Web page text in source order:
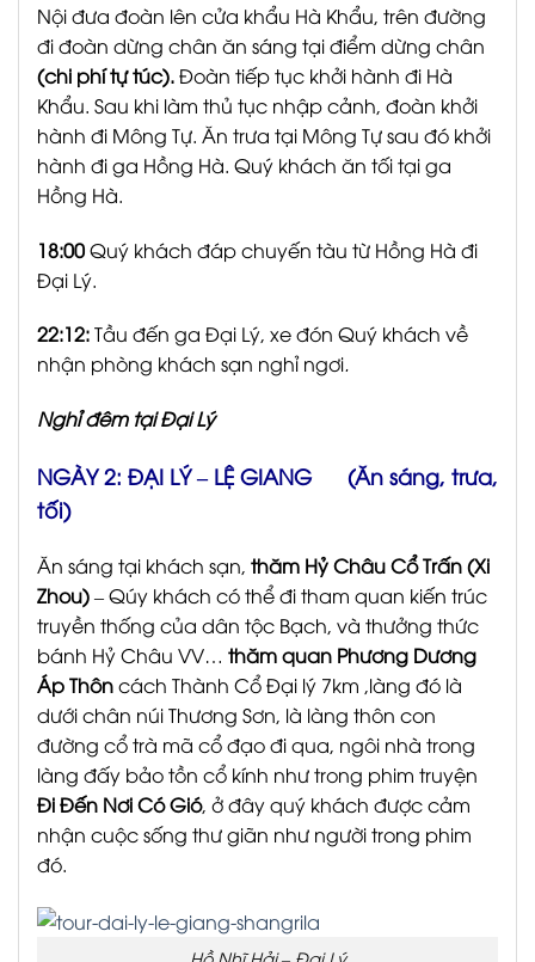
Nội đưa đoàn lên cửa khẩu Hà Khẩu, trên đường
đi đoàn dừng chân ăn sáng tại điểm dừng chân
(chi phí tự túc).Đoàn tiếp tục khởi hành đi Hà
Khẩu. Sau khi làm thủ tục nhập cảnh, đoàn khởi
hành đi Mông Tự. Ăn trưa tại Mông Tự sau đó khởi
hành đi ga Hồng Hà. Quý khách ăn tối tại ga
Hồng Hà.
18:00Quý khách đáp chuyến tàu từ Hồng Hà đi
Đại Lý.
22:12:Tầu đến ga Đại Lý, xe đón Quý khách về
nhận phòng khách sạn nghỉ ngơi.
Nghỉ đêm tại Đại Lý
NGÀY 2: ĐẠI LÝ – LỆ GIANG (Ăn sáng, trưa,
tối)
Ăn sáng tại khách sạn, thăm Hỷ Châu Cổ Trấn (Xi
Zhou)– Qúy khách có thể đi tham quan kiến trúc
truyền thống của dân tộc Bạch, và thưởng thức
bánh Hỷ Châu VV… thăm quan Phương Dương
Áp Thôncách Thành Cổ Đại lý 7km ,làng đó là
dưới chân núi Thương Sơn, là làng thôn con
đường cổ trà mã cổ đạo đi qua, ngôi nhà trong
làng đấy bảo tồn cổ kính như trong phim truyện
Đi Đến Nơi Có Gió, ở đây quý khách được cảm
nhận cuộc sống thư giãn như người trong phim
đó.
Hồ Nhĩ Hải – Đại Lý